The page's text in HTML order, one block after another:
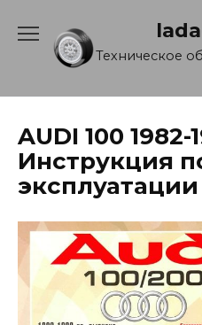
содержаниюТехническое
AUDI 100
Инструкция
эксплуатации